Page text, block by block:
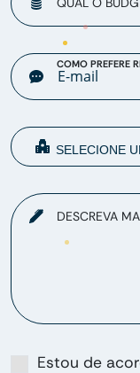
COMO PREFERE
DESCREVA
Estou de